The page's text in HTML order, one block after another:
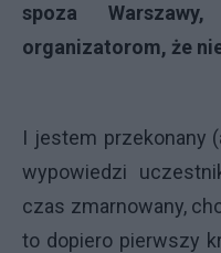
spoza
organizatorom, że
I jestem przekonany
wypowiedzi
czas zmarnowany,
to dopiero pierwszy